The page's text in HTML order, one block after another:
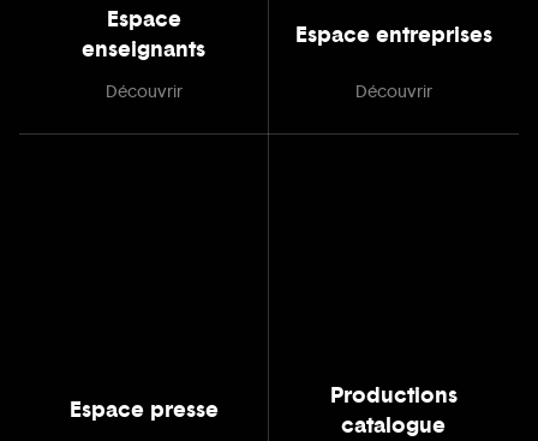
Espace
enseignants
Découvrir
Espace entreprises
Découvrir
Espace presse
Productions
catalogue